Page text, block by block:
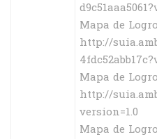
Mapa de
http://
Mapa de
http://
version=1.0
Mapa de